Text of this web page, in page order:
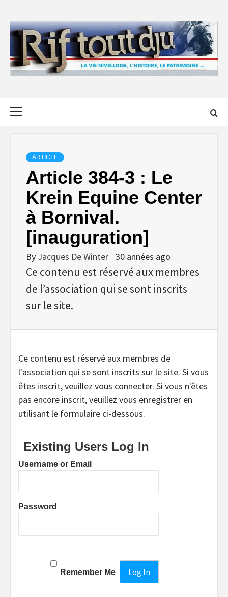
content
ARTICLE
Article 384-3 : Le
Krein Equine Center
à Bornival.
[inauguration]
By Jacques De Winter 30 années ago
Ce contenu est réservé aux membres
de l’association qui se sont inscrits
sur le site.
Ce contenu est réservé aux membres de
l'association qui se sont inscrits sur le site. Si vous
êtes inscrit, veuillez vous connecter. Si vous n'êtes
pas encore inscrit, veuillez vous enregistrer en
utilisant le formulaire ci-dessous.
Existing Users Log In
Username or Email
Password
Remember Me